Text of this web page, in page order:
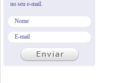
no seu e-mail.